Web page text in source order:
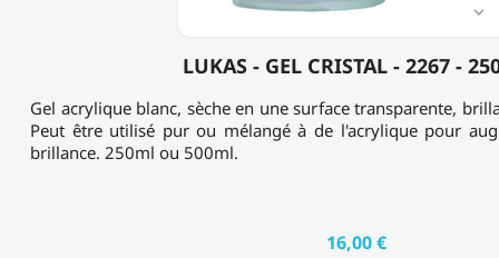
LUKAS - GEL CRISTAL - 2267 -

Gel acrylique blanc, sèche en une surface transparente,
Peut être utilisé pur ou mélangé à de l'acrylique pour
brillance. 250ml ou 500ml.
16,00 €